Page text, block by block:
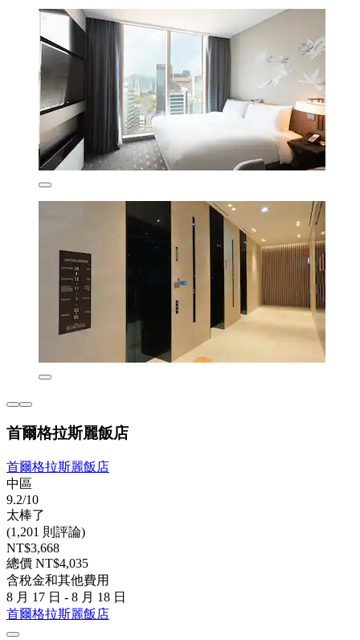
首爾格拉斯麗飯店
首爾格拉斯麗飯店
中區
9.2/10
太棒了
(1,201 則評論)
NT$3,668
總價 NT$4,035
含稅金和其他費用
8 月 17 日 - 8 月 18 日
首爾格拉斯麗飯店